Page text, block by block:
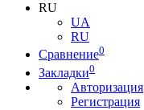
RU
UA
RU
Сравнение0
Закладки0
Авторизация
Регистрация